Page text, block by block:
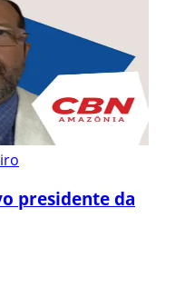
presidente da